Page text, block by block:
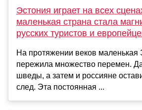
Эстония играет на всех
маленькая страна стала
русских туристов и
На протяжении веков маленькая
пережила множество перемен.
шведы, а затем и россияне
след. Эта постоянная ...